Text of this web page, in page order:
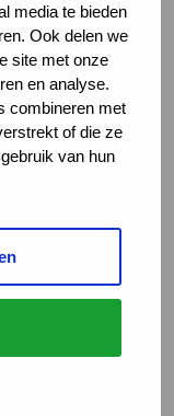
media te bieden
Ook delen we
site met onze
en analyse.
combineren met
of die ze
van hun
op 28 februari
gegaan, een
van start
trailer van de film
Clive, zijn film